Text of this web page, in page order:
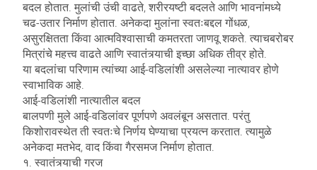
बदल होतात. मुलांची उंची वाढते, शरीरयष्टी बदलते आणि भावनांमध्ये
चढ-उतार निर्माण होतात. अनेकदा मुलांना स्वतःबद्दल गोंधळ,
असुरक्षितता किंवा आत्मविश्वासाची कमतरता जाणवू शकते. त्याचबरोबर
मित्रांचे महत्त्व वाढते आणि स्वातंत्र्याची इच्छा अधिक तीव्र होते.
या बदलांचा परिणाम त्यांच्या आई-वडिलांशी असलेल्या नात्यावर होणे
स्वाभाविक आहे.
आई-वडिलांशी नात्यातील बदल
बालपणी मुले आई-वडिलांवर पूर्णपणे अवलंबून असतात. परंतु
किशोरावस्थेत ती स्वतःचे निर्णय घेण्याचा प्रयत्न करतात. त्यामुळे
अनेकदा मतभेद, वाद किंवा गैरसमज निर्माण होतात.
१. स्वातंत्र्याची गरज